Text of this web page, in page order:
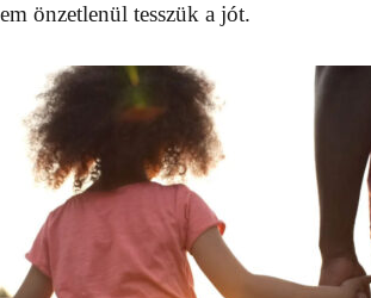
önzetlenül tesszük a jót.